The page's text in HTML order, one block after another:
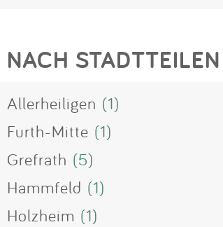
NACH STADTTEILEN
Allerheiligen (1)
Furth-Mitte (1)
Grefrath (5)
Hammfeld (1)
Holzheim (1)